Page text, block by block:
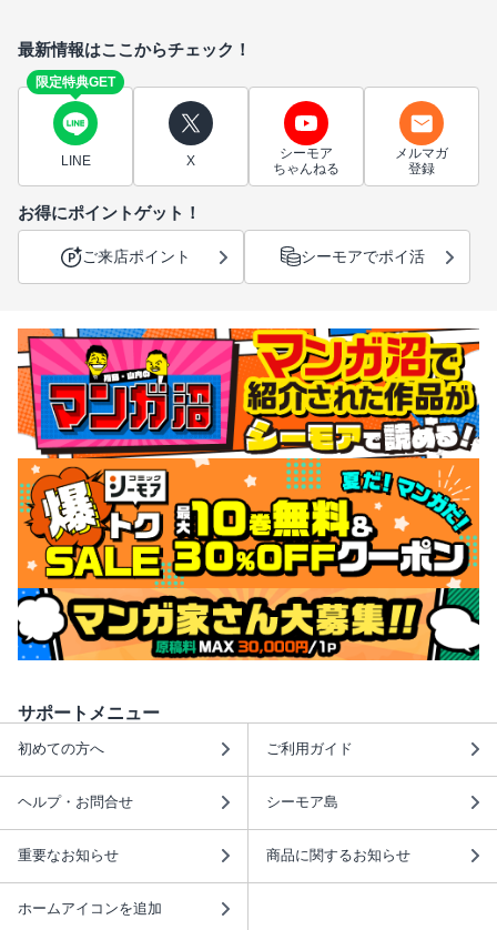
最新情報はここからチェック！
限定特典GET
LINE X
シーモア
ちゃんねる
メルマガ
登録
お得にポイントゲット！
ご来店ポイント シーモアでポイ活
サポートメニュー
初めての方へ ご利用ガイド
ヘルプ・お問合せ シーモア島
重要なお知らせ 商品に関するお知らせ
ホームアイコンを追加